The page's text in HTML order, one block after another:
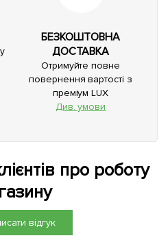
БЕЗКОШТОВНА
ДОСТАВКА
Отримуйте повне
повернення вартості з
преміум LUX
Див. умови
про роботу
відгук